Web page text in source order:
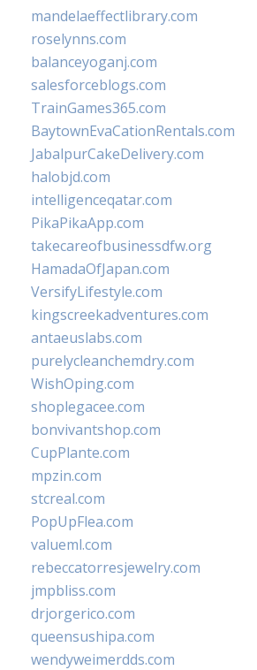
mandelaeffectlibrary.com
roselynns.com
balanceyoganj.com
salesforceblogs.com
TrainGames365.com
BaytownEvaCationRentals.com
JabalpurCakeDelivery.com
halobjd.com
intelligenceqatar.com
PikaPikaApp.com
takecareofbusinessdfw.org
HamadaOfJapan.com
VersifyLifestyle.com
kingscreekadventures.com
antaeuslabs.com
purelycleanchemdry.com
WishOping.com
shoplegacee.com
bonvivantshop.com
CupPlante.com
mpzin.com
stcreal.com
PopUpFlea.com
valueml.com
rebeccatorresjewelry.com
jmpbliss.com
drjorgerico.com
queensushipa.com
wendyweimerdds.com